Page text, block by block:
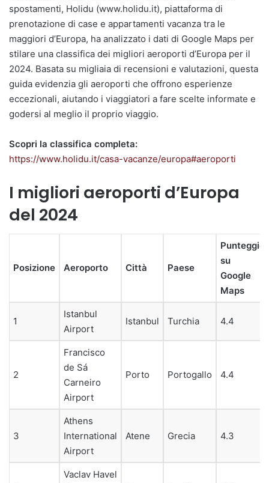
spostamenti, Holidu (www.holidu.it), piattaforma di
prenotazione di case e appartamenti vacanza tra le
maggiori d’Europa, ha analizzato i dati di Google Maps per
stilare una classifica dei migliori aeroporti d’Europa per il
2024. Basata su migliaia di recensioni e valutazioni, questa
guida evidenzia gli aeroporti che offrono esperienze
eccezionali, aiutando i viaggiatori a fare scelte informate e
godersi al meglio il proprio viaggio.
Scopri la classifica completa:
https://www.holidu.it/casa-vacanze/europa#aeroporti
I migliori aeroporti d’Europa
del 2024
Posizione Aeroporto Città Paese
Punteggio
su
Google
Maps
1
Istanbul
Airport
Istanbul Turchia 4.4
2
Francisco
de Sá
Carneiro
Airport
Porto Portogallo 4.4
3
Athens
International
Airport
Atene Grecia 4.3
Vaclav Havel